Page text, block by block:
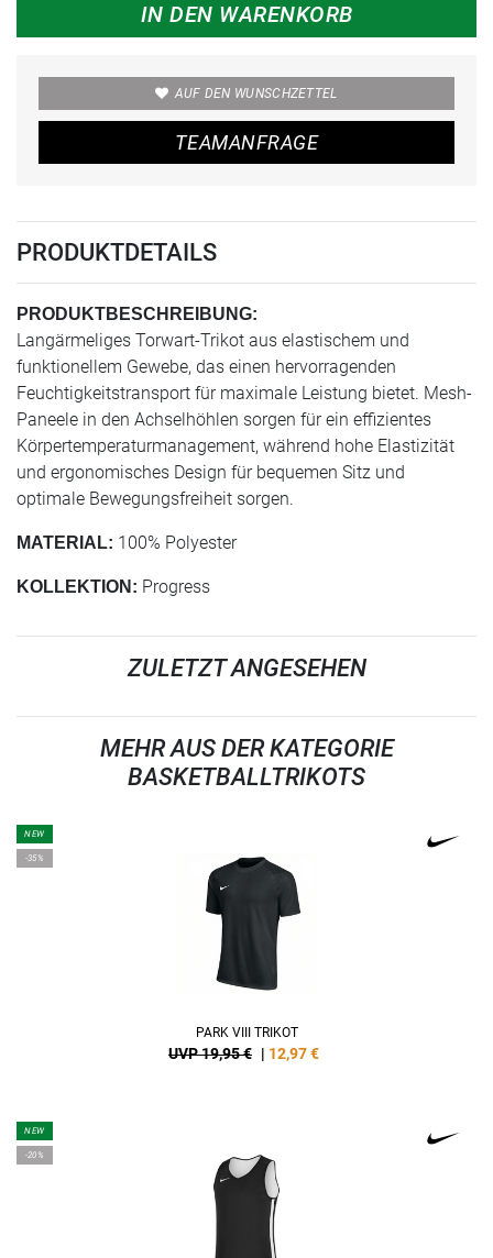
IN DEN WARENKORB
AUF DEN WUNSCHZETTEL
TEAMANFRAGE
PRODUKTDETAILS
PRODUKTBESCHREIBUNG:
Langärmeliges Torwart-Trikot aus elastischem und
funktionellem Gewebe, das einen hervorragenden
Feuchtigkeitstransport für maximale Leistung bietet. Mesh-
Paneele in den Achselhöhlen sorgen für ein effizientes
Körpertemperaturmanagement, während hohe Elastizität
und ergonomisches Design für bequemen Sitz und
optimale Bewegungsfreiheit sorgen.
MATERIAL: 100% Polyester
KOLLEKTION: Progress
ZULETZT ANGESEHEN
MEHR AUS DER KATEGORIE
BASKETBALLTRIKOTS
NEW
-35%
PARK VIII TRIKOT
UVP 19,95 € | 12,97€
NEW
-20%